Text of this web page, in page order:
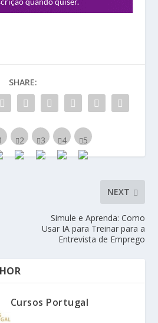
SHARE:
NEXT
Simule e Aprenda: Como
Usar IA para Treinar para a
Entrevista de Emprego
Cursos Portugal